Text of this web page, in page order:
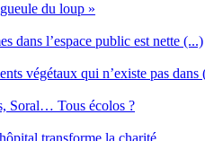
du loup »
dans l’espace public est nette (...)
végétaux qui n’existe pas dans
Soral… Tous écolos ?